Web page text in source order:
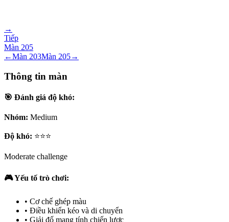
→
Tiếp
Màn 205
←Màn 203Màn 205→
Thông tin màn
🎯 Đánh giá độ khó:
Nhóm: Medium
Độ khó: ⭐⭐⭐
Moderate challenge
🎮 Yếu tố trò chơi:
• Cơ chế ghép màu
• Điều khiển kéo và di chuyển
• Giải đố mang tính chiến lược